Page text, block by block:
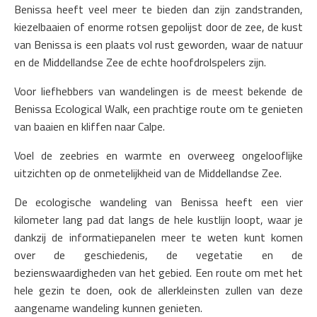
Benissa heeft veel meer te bieden dan zijn zandstranden,
kiezelbaaien of enorme rotsen gepolijst door de zee, de kust
van Benissa is een plaats vol rust geworden, waar de natuur
en de Middellandse Zee de echte hoofdrolspelers zijn.
Voor liefhebbers van wandelingen is de meest bekende de
Benissa Ecological Walk, een prachtige route om te genieten
van baaien en kliffen naar Calpe.
Voel de zeebries en warmte en overweeg ongelooflijke
uitzichten op de onmetelijkheid van de Middellandse Zee.
De ecologische wandeling van Benissa heeft een vier
kilometer lang pad dat langs de hele kustlijn loopt, waar je
dankzij de informatiepanelen meer te weten kunt komen
over de geschiedenis, de vegetatie en de
bezienswaardigheden van het gebied. Een route om met het
hele gezin te doen, ook de allerkleinsten zullen van deze
aangename wandeling kunnen genieten.